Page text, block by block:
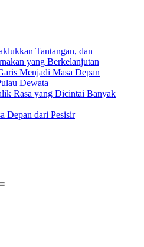
Tantangan, dan
yang Berkelanjutan
Menjadi Masa Depan
Dewata
Rasa yang Dicintai Banyak
Depan dari Pesisir